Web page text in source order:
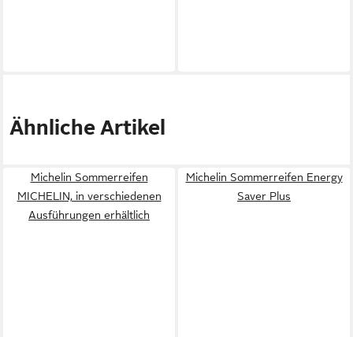
Ähnliche Artikel
Michelin Sommerreifen
MICHELIN, in verschiedenen
Ausführungen erhältlich
Michelin Sommerreifen Energy
Saver Plus